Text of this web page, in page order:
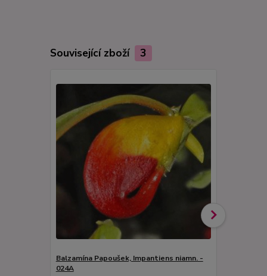
Související zboží 3
Balzamína Papoušek, Impantiens niamn. -
024A